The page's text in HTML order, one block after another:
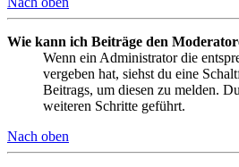
Wie kann ich Beiträge den
Wenn ein Administrator die
vergeben hat, siehst du eine
Beitrags, um diesen zu melden.
weiteren Schritte geführt.
Nach oben